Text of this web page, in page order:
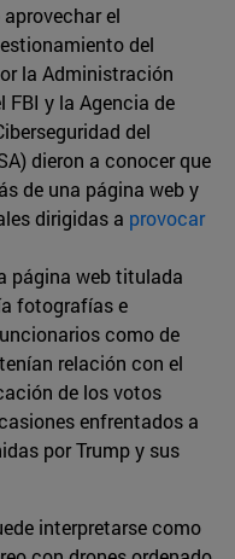
el
del
la Administración
FBI y la Agencia de
del
dieron a conocer que
de una página web y
dirigidas a provocar
página web titulada
fotografías e
como de
relación con el
de los votos
enfrentados a
por Trump y sus
interpretarse como